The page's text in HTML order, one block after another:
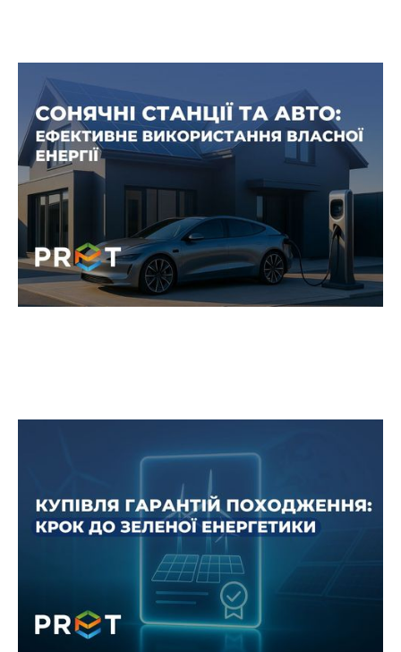
Сонячні станції та електромобілі: як
оптимізувати власне споживання
В Україні зростає не лише кількість сонячних
електростанцій, але й електромобілів.
Гарантії походження: ще більше
«зеленої» електроенергії
28 серпня 2025 року PRET Сервіс Енергозмін
успішно придбав гарантії походження
електроенергії.